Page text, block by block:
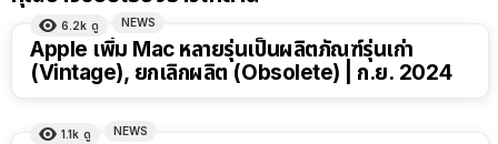
6.2k ดู NEWS
Apple เพิ่ม Mac หลายรุ่นเป็นผลิตภัณฑ์รุ่นเก่า
(Vintage), ยกเลิกผลิต (Obsolete) | ก.ย. 2024
1.1k ดู NEWS